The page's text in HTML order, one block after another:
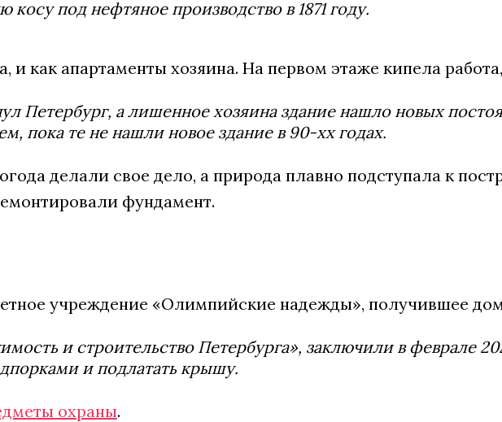
под нефтяное производство в 1871 году.
и как апартаменты хозяина. На первом этаже кипела
Петербург, а лишенное хозяина здание нашло новых
пока те не нашли новое здание в 90-хх годах.
делали свое дело, а природа плавно подступала к
фундамент.
учреждение «Олимпийские надежды», получившее
и строительство Петербурга», заключили в
и подлатать крышу.
охраны.